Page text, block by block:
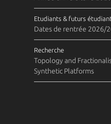
Etudiants & futurs
Dates de rentrée 2026/
Recherche
Topology and
Synthetic Platforms